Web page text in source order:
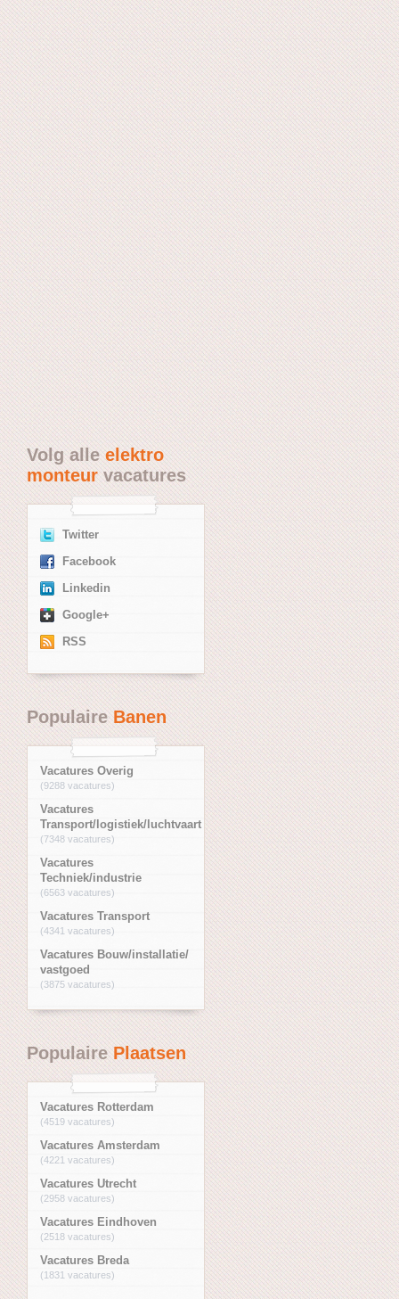
Volg alleelektro
monteurvacatures
Twitter
Facebook
Linkedin
Google+
RSS
PopulaireBanen
Vacatures Overig
(9288 vacatures)
Vacatures
Transport/logistiek/luchtvaart
(7348 vacatures)
Vacatures
Techniek/industrie
(6563 vacatures)
Vacatures Transport
(4341 vacatures)
Vacatures Bouw/installatie/
vastgoed
(3875 vacatures)
PopulairePlaatsen
Vacatures Rotterdam
(4519 vacatures)
Vacatures Amsterdam
(4221 vacatures)
Vacatures Utrecht
(2958 vacatures)
Vacatures Eindhoven
(2518 vacatures)
Vacatures Breda
(1831 vacatures)